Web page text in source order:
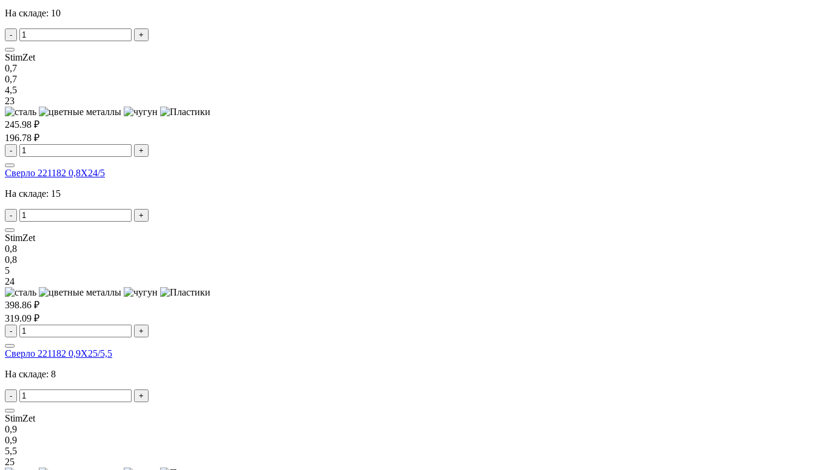
На складе: 10
- +
StimZet
0,7
0,7
4,5
23
245.98 ₽
196.78 ₽
- +
Сверло 221182 0,8X24/5
На складе: 15
- +
StimZet
0,8
0,8
5
24
398.86 ₽
319.09 ₽
- +
Сверло 221182 0,9X25/5,5
На складе: 8
- +
StimZet
0,9
0,9
5,5
25